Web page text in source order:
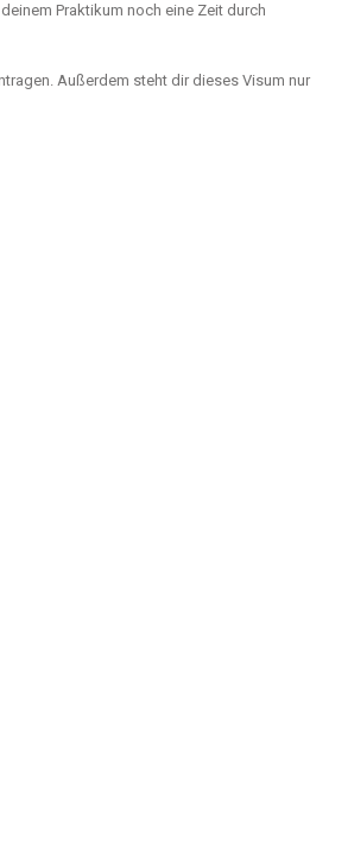
Praktikum noch eine Zeit durch
Außerdem steht dir dieses Visum nur